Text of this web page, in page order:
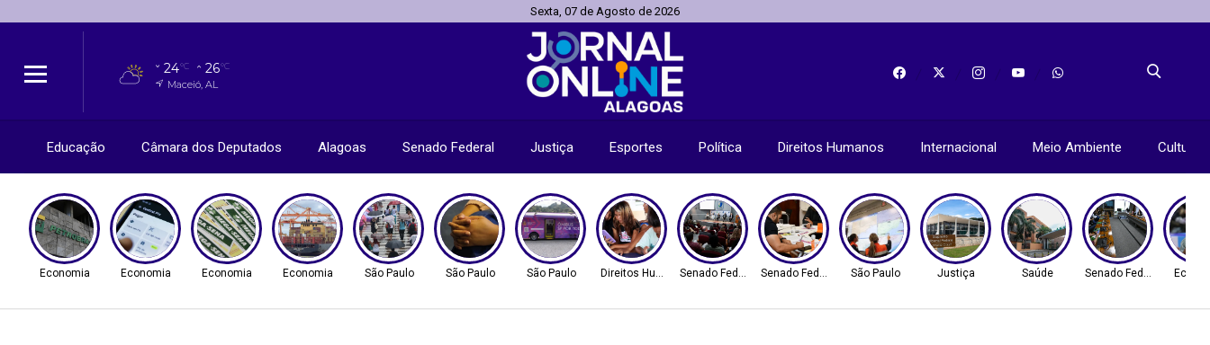
Sexta, 07 de Agosto de 2026
24°C 26°C
Maceió, AL
Educação Câmara dos Deputados Alagoas Senado Federal Justiça Esportes Política Direitos Humanos Internacional Meio Ambiente Cultura
Economia Economia Economia Economia São Paulo São Paulo São Paulo Direitos HumanosSenado Federal Senado Federal São Paulo Justiça Saúde Senado Federal